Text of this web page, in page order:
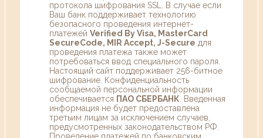
протокола шифрования SSL. В случае если
Ваш банк поддерживает технологию
безопасного проведения интернет-
платежей Verified By Visa, MasterCard
SecureCode, MIR Accept, J-Secure для
проведения платежа также может
потребоваться ввод специального пароля.
Настоящий сайт поддерживает 256-битное
шифрование. Конфиденциальность
сообщаемой персональной информации
обеспечивается ПАО СБЕРБАНК . Введенная
информация не будет предоставлена
третьим лицам за исключением случаев,
предусмотренных законодательством РФ.
Проведение платежей по банковским